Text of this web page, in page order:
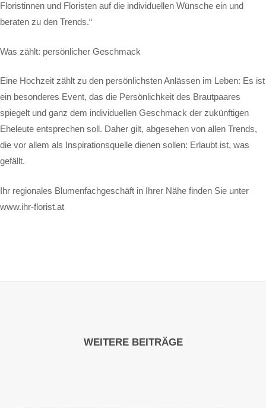
Floristinnen und Floristen auf die individuellen Wünsche ein und
beraten zu den Trends.“
Was zählt: persönlicher Geschmack
Eine Hochzeit zählt zu den persönlichsten Anlässen im Leben: Es ist
ein besonderes Event, das die Persönlichkeit des Brautpaares
spiegelt und ganz dem individuellen Geschmack der zukünftigen
Eheleute entsprechen soll. Daher gilt, abgesehen von allen Trends,
die vor allem als Inspirationsquelle dienen sollen: Erlaubt ist, was
gefällt.
Ihr regionales Blumenfachgeschäft in Ihrer Nähe finden Sie unter
www.ihr-florist.at
WEITERE BEITRÄGE